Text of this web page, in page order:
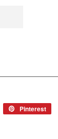
Tuitar Pinterest